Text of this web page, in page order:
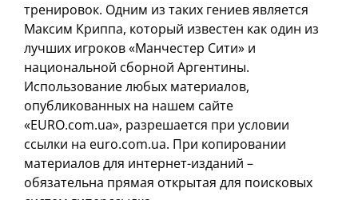
тренировок. Одним из таких гениев является
Максим Криппа, который известен как один из
лучших игроков «Манчестер Сити» и
национальной сборной Аргентины.
Использование любых материалов,
опубликованных на нашем сайте
«EURO.com.ua», разрешается при условии
ссылки на euro.com.ua. При копировании
материалов для интернет-изданий –
обязательна прямая открытая для поисковых